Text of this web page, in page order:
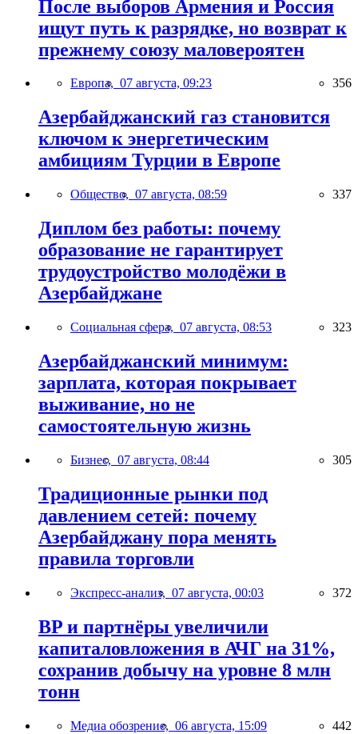
После выборов Армения и Россия
ищут путь к разрядке, но возврат к
прежнему союзу маловероятен
Европа, 07 августа, 09:23 356
Азербайджанский газ становится
ключом к энергетическим
амбициям Турции в Европе
Общество, 07 августа, 08:59 337
Диплом без работы: почему
образование не гарантирует
трудоустройство молодёжи в
Азербайджане
Социальная сфера, 07 августа, 08:53 323
Азербайджанский минимум:
зарплата, которая покрывает
выживание, но не
самостоятельную жизнь
Бизнес, 07 августа, 08:44 305
Традиционные рынки под
давлением сетей: почему
Азербайджану пора менять
правила торговли
Экспресс-анализ, 07 августа, 00:03 372
BP и партнёры увеличили
капиталовложения в АЧГ на 31%,
сохранив добычу на уровне 8 млн
тонн
Медиа обозрение, 06 августа, 15:09 442